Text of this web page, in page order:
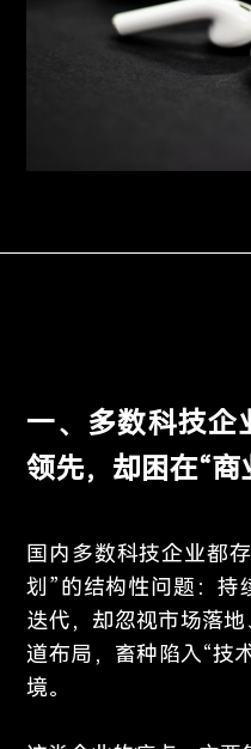
一、多数科技企
领先，却困在“商
国内多数科技企业都
划”的结构性问题：持
迭代，却忽视市场落
道布局，畜种陷入“技
境。